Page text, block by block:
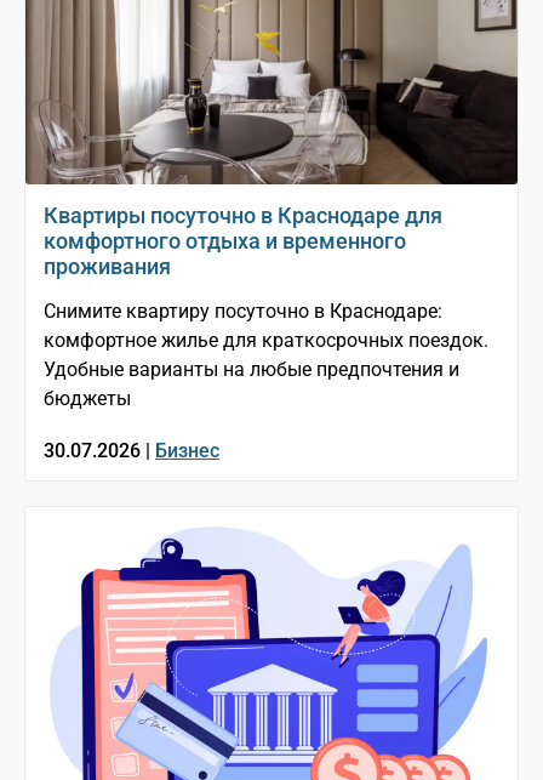
Квартиры посуточно в Краснодаре для
комфортного отдыха и временного
проживания
Снимите квартиру посуточно в Краснодаре:
комфортное жилье для краткосрочных поездок.
Удобные варианты на любые предпочтения и
бюджеты
30.07.2026 | Бизнес